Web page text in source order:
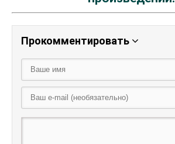
Прокомментировать